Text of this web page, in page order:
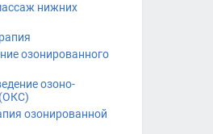
нижних
озонированного
озоно-
озонированной